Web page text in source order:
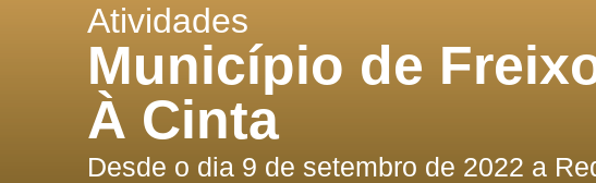
Atividades
Município de
À Cinta
Desde o dia 9 de setembro de 2022 a